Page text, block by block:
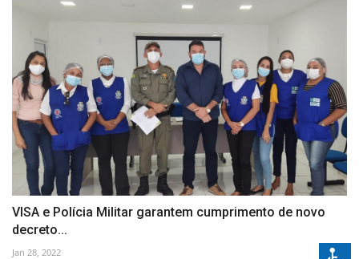
VISA e Polícia Militar garantem cumprimento de novo
decreto...
Jan 28, 2022